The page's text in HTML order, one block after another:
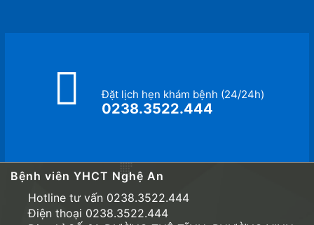
Đặt lịch hẹn khám bệnh (24/24h)
0238.3522.444
Bệnh viên YHCT Nghệ An
Hotline tư vấn 0238.3522.444
Điện thoại 0238.3522.444